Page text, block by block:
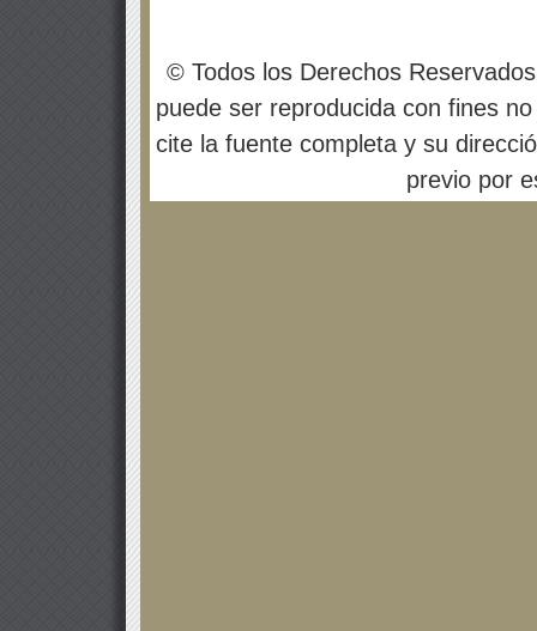
© Todos los Derechos
puede ser reproducida con fines
cite la fuente completa y su
previo por